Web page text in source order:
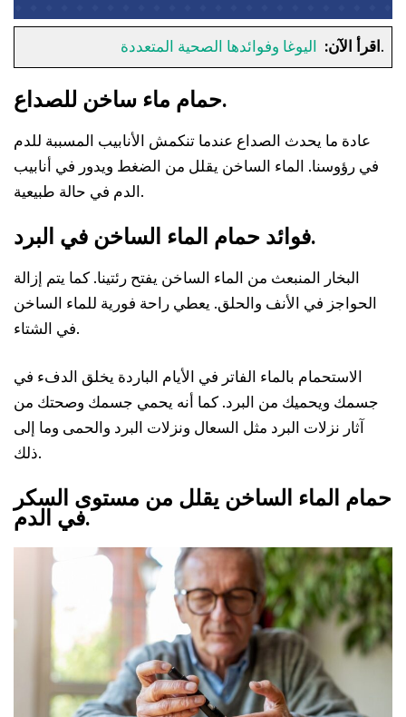
اقرأ الآن: اليوغا وفوائدها الصحية المتعددة .
حمام ماء ساخن للصداع.
عادة ما يحدث الصداع عندما تنكمش الأنابيب المسببة للدم
في رؤوسنا. الماء الساخن يقلل من الضغط ويدور في أنابيب
الدم في حالة طبيعية.
فوائد حمام الماء الساخن في البرد.
البخار المنبعث من الماء الساخن يفتح رئتينا. كما يتم إزالة
الحواجز في الأنف والحلق. يعطي راحة فورية للماء الساخن
في الشتاء.
الاستحمام بالماء الفاتر في الأيام الباردة يخلق الدفء في
جسمك ويحميك من البرد. كما أنه يحمي جسمك وصحتك من
آثار نزلات البرد مثل السعال ونزلات البرد والحمى وما إلى
ذلك.
حمام الماء الساخن يقلل من مستوى السكر
في الدم.